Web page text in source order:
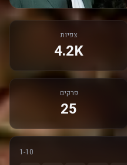
צפיות
4.2K
פרקים
25
1-10